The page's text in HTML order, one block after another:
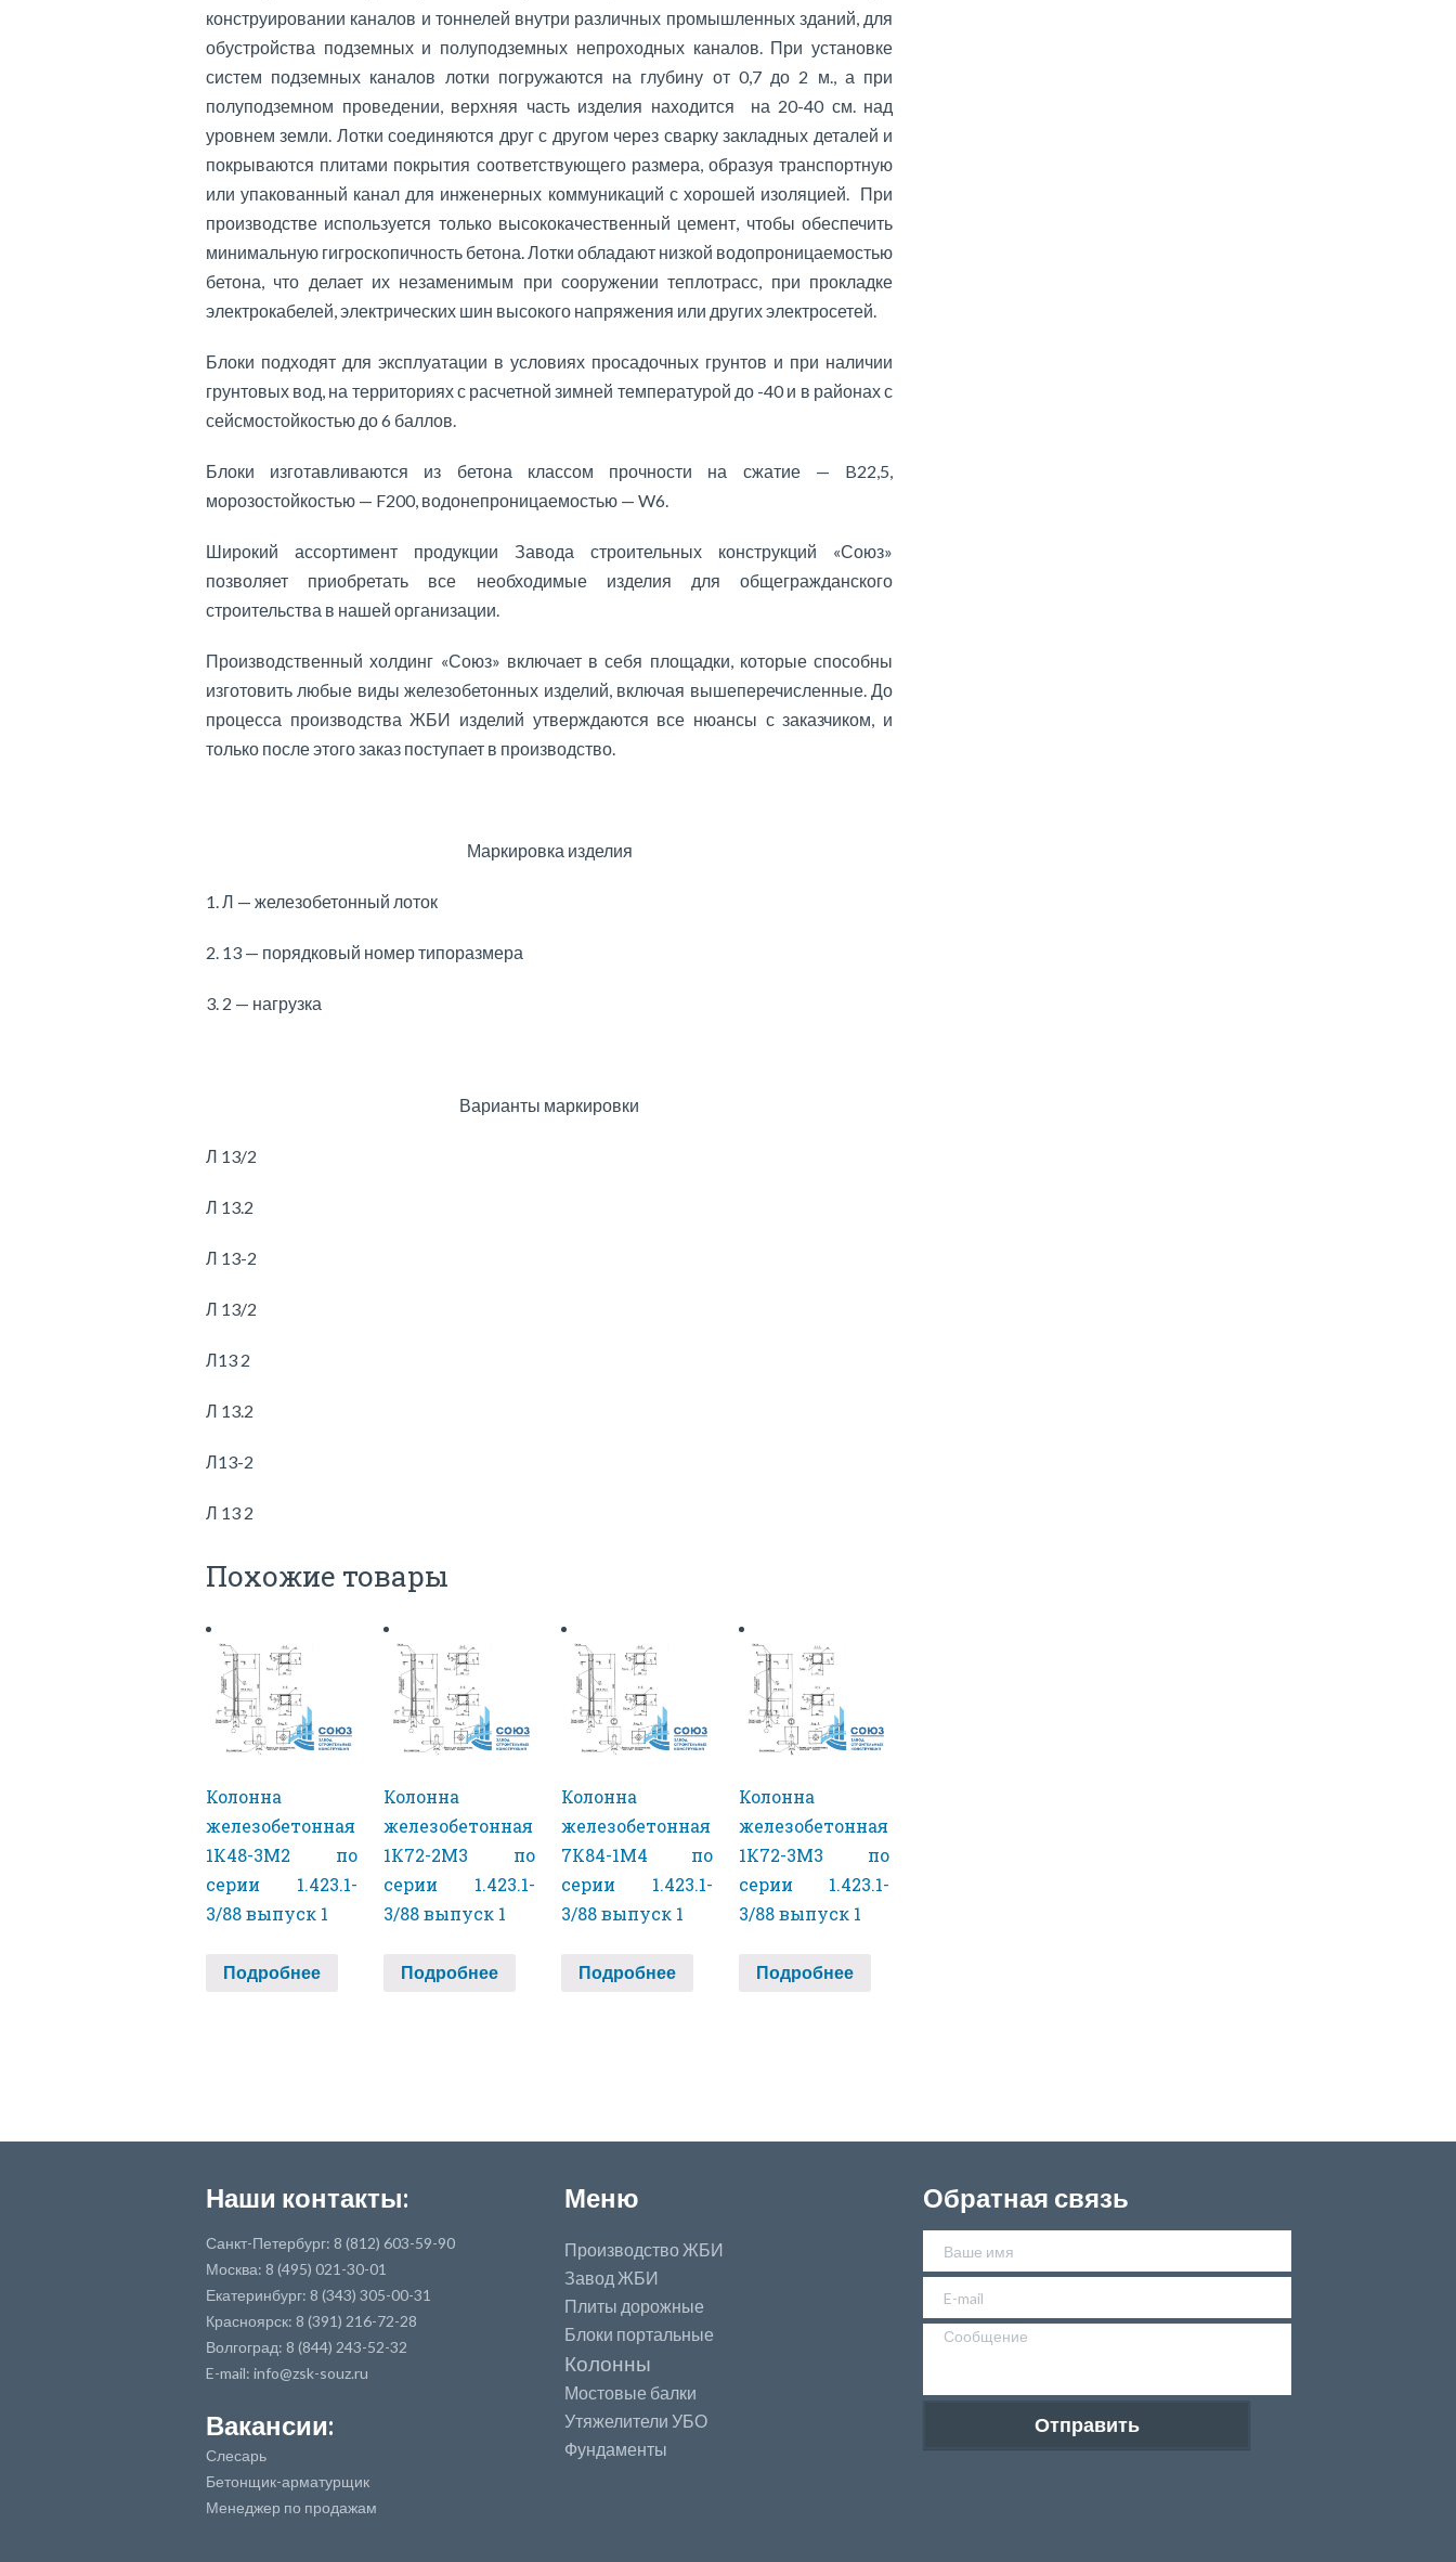
конструировании каналов и тоннелей внутри различных промышленных зданий, для
обустройства подземных и полуподземных непроходных каналов. При установке
систем подземных каналов лотки погружаются на глубину от 0,7 до 2 м., а при
полуподземном проведении, верхняя часть изделия находится на 20-40 см. над
уровнем земли. Лотки соединяются друг с другом через сварку закладных деталей и
покрываются плитами покрытия соответствующего размера, образуя транспортную
или упакованный канал для инженерных коммуникаций с хорошей изоляцией. При
производстве используется только высококачественный цемент, чтобы обеспечить
минимальную гигроскопичность бетона. Лотки обладают низкой водопроницаемостью
бетона, что делает их незаменимым при сооружении теплотрасс, при прокладке
электрокабелей, электрических шин высокого напряжения или других электросетей.
Блоки подходят для эксплуатации в условиях просадочных грунтов и при наличии
грунтовых вод, на территориях с расчетной зимней температурой до -40 и в районах с
сейсмостойкостью до 6 баллов.
Блоки изготавливаются из бетона классом прочности на сжатие — B22,5,
морозостойкостью — F200, водонепроницаемостью — W6.
Широкий ассортимент продукции Завода строительных конструкций «Союз»
позволяет приобретать все необходимые изделия для общегражданского
строительства в нашей организации.
Производственный холдинг «Союз» включает в себя площадки, которые способны
изготовить любые виды железобетонных изделий, включая вышеперечисленные. До
процесса производства ЖБИ изделий утверждаются все нюансы с заказчиком, и
только после этого заказ поступает в производство.
Маркировка изделия
1. Л — железобетонный лоток
2. 13 — порядковый номер типоразмера
3. 2 — нагрузка
Варианты маркировки
Л 13/2
Л 13.2
Л 13-2
Л 13/2
Л13 2
Л 13.2
Л13-2
Л 13 2
Похожие товары
Колонна
железобетонная
1К48-3М2 по
серии 1.423.1-
3/88 выпуск 1
Подробнее
Колонна
железобетонная
1К72-2М3 по
серии 1.423.1-
3/88 выпуск 1
Подробнее
Колонна
железобетонная
7К84-1М4 по
серии 1.423.1-
3/88 выпуск 1
Подробнее
Колонна
железобетонная
1К72-3М3 по
серии 1.423.1-
3/88 выпуск 1
Подробнее
Наши контакты:
Санкт-Петербург: 8 (812) 603-59-90
Москва: 8 (495) 021-30-01
Екатеринбург: 8 (343) 305-00-31
Красноярск: 8 (391) 216-72-28
Волгоград: 8 (844) 243-52-32
E-mail: info@zsk-souz.ru
Вакансии:
Слесарь
Бетонщик-арматурщик
Менеджер по продажам
Меню
Производство ЖБИ
Завод ЖБИ
Плиты дорожные
Блоки портальные
Колонны
Мостовые балки
Утяжелители УБО
Фундаменты
Обратная связь